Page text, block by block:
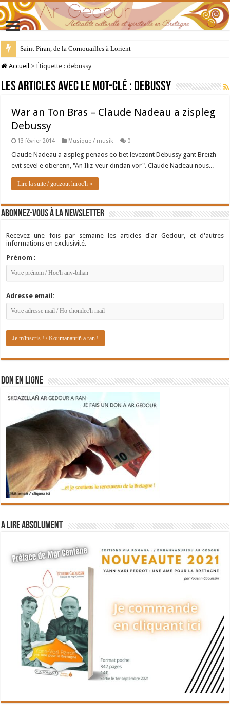
Saint Piran, de la Cornouailles à Lorient
Accueil > Étiquette :debussy
Les articles avec le mot-clé : debussy
War an Ton Bras – Claude Nadeau a zispleg
Debussy
13 février 2014 Musique / musik 0
Claude Nadeau a zispleg penaos eo bet levezont Debussy gant Breizh
evit sevel e oberenn, "An Iliz-veur dindan vor". Claude Nadeau nous...
Lire la suite / gouzout hiroc'h »
Abonnez-vous à la newsletter
Recevez une fois par semaine les articles d'ar Gedour, et d'autres
informations en exclusivité.
Prénom :
Adresse email:
DON EN LIGNE
A lire absolument